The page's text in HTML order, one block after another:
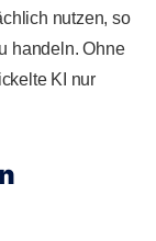
nutzen, so
handeln. Ohne
KI nur